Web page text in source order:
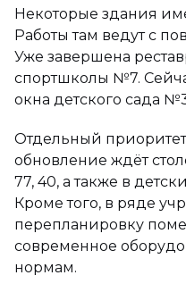
Некоторые здания
Работы там ведут с
Уже завершена
спортшколы №7.
окна детского сада
Отдельный
обновление ждёт
77, 40, а также в
Кроме того, в ряде
перепланировку
современное
нормам.